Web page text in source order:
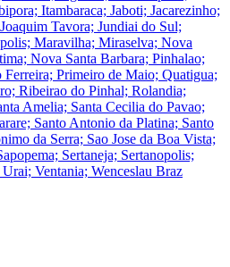
Itambaraca; Jaboti; Jacarezinho;
Tavora; Jundiai do Sul;
Maravilha; Miraselva; Nova
Nova Santa Barbara; Pinhalao;
Ferreira; Primeiro de Maio; Quatigua;
Ribeirao do Pinhal; Rolandia;
Amelia; Santa Cecilia do Pavao;
Santo Antonio da Platina; Santo
da Serra; Sao Jose da Boa Vista;
Sertaneja; Sertanopolis;
Ventania; Wenceslau Braz